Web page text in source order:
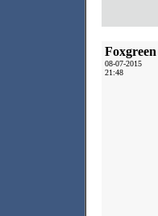
Foxgreen
08-07-2015
21:48